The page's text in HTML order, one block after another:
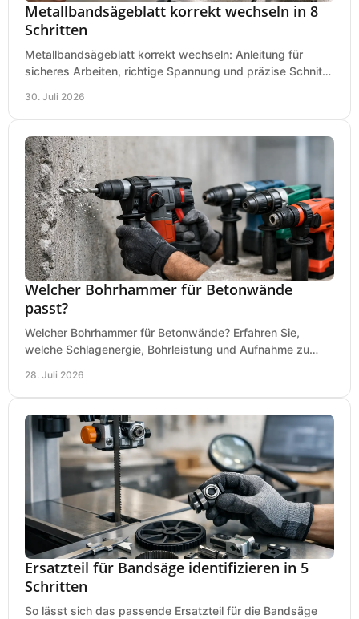
Metallbandsägeblatt korrekt wechseln in 8
Schritten
Metallbandsägeblatt korrekt wechseln: Anleitung für
sicheres Arbeiten, richtige Spannung und präzise Schnitte
30. Juli 2026
Welcher Bohrhammer für Betonwände
passt?
Welcher Bohrhammer für Betonwände? Erfahren Sie,
welche Schlagenergie, Bohrleistung und Aufnahme zu
28. Juli 2026
Ersatzteil für Bandsäge identifizieren in 5
Schritten
So lässt sich das passende Ersatzteil für die Bandsäge